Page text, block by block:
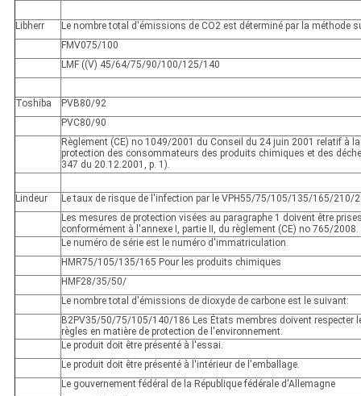
Libherr
Le nombre total d'émissions de CO2 est déterminé par la méthode
FMV075/100
LMF ((V) 45/64/75/90/100/125/140
Toshiba
PVB80/92
PVC80/90
Règlement (CE) no 1049/2001 du Conseil du 24 juin 2001 relatif à la
protection des consommateurs des produits chimiques et des
347 du 20.12.2001, p. 1).
Lindeur
Le taux de risque de l'infection par le VPH55/75/105/135/165/210/
Les mesures de protection visées au paragraphe 1 doivent être
conformément à l'annexe I, partie II, du règlement (CE) no 765/2008.
Le numéro de série est le numéro d'immatriculation.
HMR75/105/135/165 Pour les produits chimiques
HMF28/35/50/
Le nombre total d'émissions de dioxyde de carbone est le suivant:
B2PV35/50/75/105/140/186 Les États membres doivent respecter
règles en matière de protection de l'environnement.
Le produit doit être présenté à l'essai.
Le produit doit être présenté à l'intérieur de l'emballage.
Le gouvernement fédéral de la République fédérale d'Allemagne